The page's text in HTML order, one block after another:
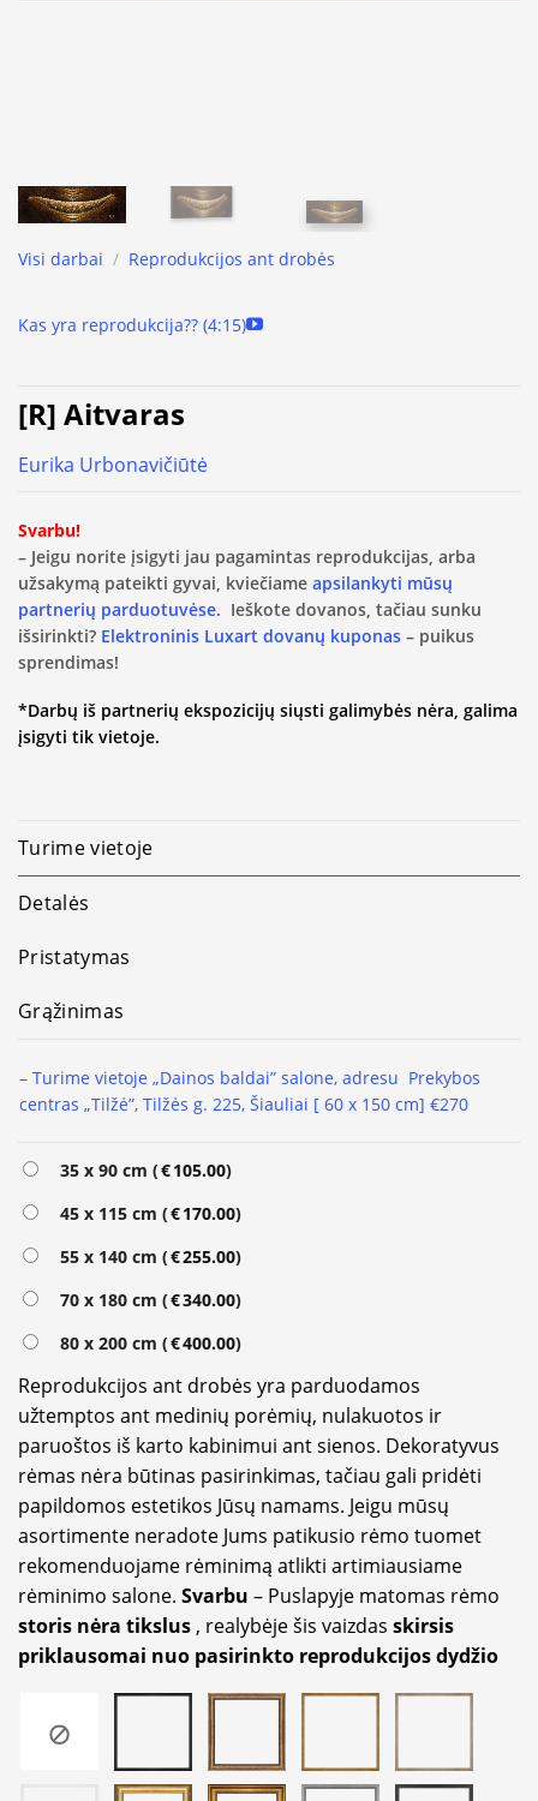
Visi darbai / Reprodukcijos ant drobės
Kas yra reprodukcija?? (4:15)
[R] Aitvaras
Eurika Urbonavičiūtė
Svarbu!
– Jeigu norite įsigyti jau pagamintas reprodukcijas, arba
užsakymą pateikti gyvai, kviečiame apsilankyti mūsų
partnerių parduotuvėse. Ieškote dovanos, tačiau sunku
išsirinkti? Elektroninis Luxart dovanų kuponas – puikus
sprendimas!
*Darbų iš partnerių ekspozicijų siųsti galimybės nėra, galima
įsigyti tik vietoje.
Turime vietoje
Detalės
Pristatymas
Grąžinimas
– Turime vietoje „Dainos baldai” salone, adresu Prekybos
centras „Tilžė”, Tilžės g. 225, Šiauliai [ 60 x 150 cm] €270
35 x 90 cm (€105.00)
45 x 115 cm (€170.00)
55 x 140 cm (€255.00)
70 x 180 cm (€340.00)
80 x 200 cm (€400.00)
Reprodukcijos ant drobės yra parduodamos
užtemptos ant medinių porėmių, nulakuotos ir
paruoštos iš karto kabinimui ant sienos. Dekoratyvus
rėmas nėra būtinas pasirinkimas, tačiau gali pridėti
papildomos estetikos Jūsų namams. Jeigu mūsų
asortimente neradote Jums patikusio rėmo tuomet
rekomenduojame rėminimą atlikti artimiausiame
rėminimo salone. Svarbu – Puslapyje matomas rėmo
storis nėra tikslus , realybėje šis vaizdas skirsis
priklausomai nuo pasirinkto reprodukcijos dydžio
Alternative: